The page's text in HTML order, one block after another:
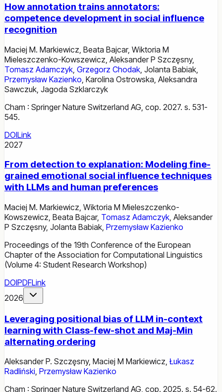
How annotation trains annotators:
competence development in social influence
recognition
Maciej M. Markiewicz Beata Bajcar, Wiktoria M
Mieleszczenko-Kowszewicz Aleksander P Szczęsny,
Tomasz Adamczyk Grzegorz Chodak Jolanta Babiak
Przemysław Kazienko Karolina Ostrowska Aleksandra
Sawczuk Jagoda Szklarczyk
Cham : Springer Nature Switzerland AG, cop. 2027. s. 531-
545.
DOILink
2027
From detection to explanation: Modeling fine-
grained emotional social influence techniques
with LLMs and human preferences
Maciej M. Markiewicz, Wiktoria M Mieleszczenko-
Kowszewicz, Beata Bajcar, Tomasz Adamczyk, Aleksander
P Szczęsny, Jolanta Babiak, Przemysław Kazienko
Proceedings of the 19th Conference of the European
Chapter of the Association for Computational Linguistics
(Volume 4: Student Research Workshop)
DOIPDFLink
2026
Leveraging positional bias of LLM in-context
learning with Class-few-shot and Maj-Min
alternating ordering
Aleksander P. Szczęsny, Maciej M Markiewicz, Łukasz
Radliński, Przemysław Kazienko
Cham : Springer Nature Switzerland AG, cop. 2025. s. 54-62.